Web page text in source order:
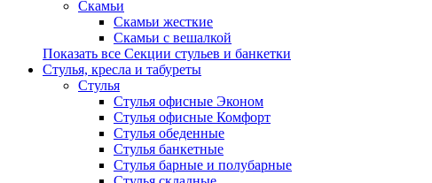
Скамьи
Скамьи жесткие
Скамьи с вешалкой
Показать все Секции стульев и банкетки
Стулья, кресла и табуреты
Стулья
Стулья офисные Эконом
Стулья офисные Комфорт
Стулья обеденные
Стулья банкетные
Стулья барные и полубарные